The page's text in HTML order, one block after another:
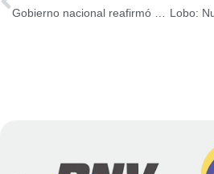
Gobierno nacional reafirmó voluntad de diálogo con la oposición (+COMUNICADO)